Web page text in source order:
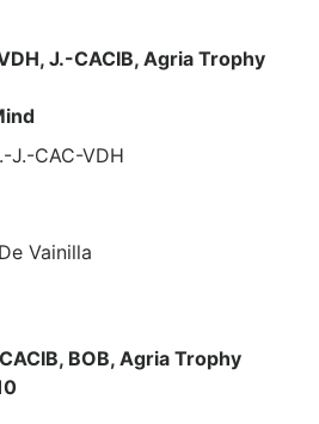
J.-CACIB, Agria Trophy
J.-CAC-VDH
Vainilla
BOB, Agria Trophy